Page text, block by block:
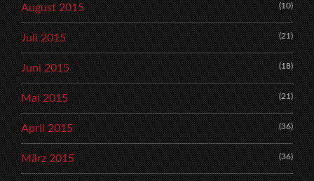
August 2015 (10)
Juli 2015 (21)
Juni 2015 (18)
Mai 2015 (21)
April 2015 (36)
März 2015 (36)